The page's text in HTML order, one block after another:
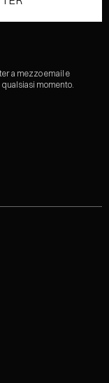
a mezzo email e
qualsiasi momento.